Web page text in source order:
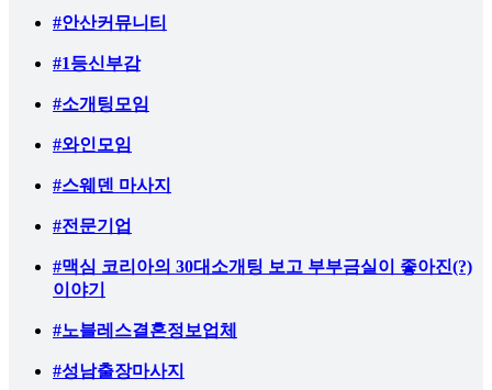
#안산커뮤니티
#1등신부감
#소개팅모임
#와인모임
#스웨덴 마사지
#전문기업
#맥심 코리아의 30대소개팅 보고 부부금실이 좋아진(?)
이야기
#노블레스결혼정보업체
#성남출장마사지